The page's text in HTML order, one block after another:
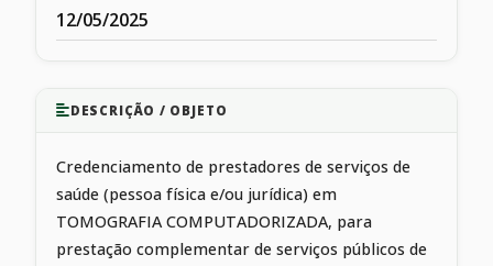
12/05/2025
DESCRIÇÃO / OBJETO
Credenciamento de prestadores de serviços de
saúde (pessoa física e/ou jurídica) em
TOMOGRAFIA COMPUTADORIZADA, para
prestação complementar de serviços públicos de